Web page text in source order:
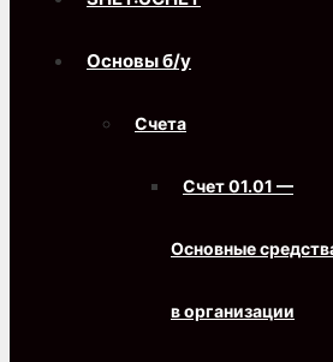
Основы б/у
Счета
Счет 01.01 —
Основные
в организации